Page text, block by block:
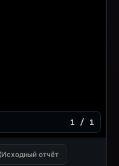
1 / 1
Исходный отчёт